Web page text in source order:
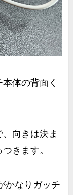
体の背面く
向きは決ま
きます。
かなりガッチ